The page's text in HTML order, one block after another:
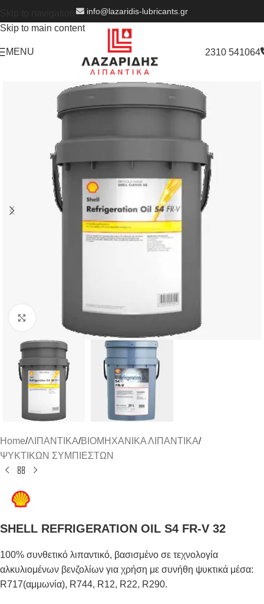
Skip to main content
info@lazaridis-lubricants.gr
MENU 2310 541064
Home/ΛΙΠΑΝΤΙΚΑ/ΒΙΟΜΗΧΑΝΙΚΑ ΛΙΠΑΝΤΙΚΑ/
ΨΥΚΤΙΚΩΝ ΣΥΜΠΙΕΣΤΩΝ
SHELL REFRIGERATION OIL S4 FR-V 32
100% συνθετικό λιπαντικό, βασισμένο σε τεχνολογία
αλκυλιομένων βενζολίων για χρήση με συνήθη ψυκτικά μέσα:
R717(αμμωνία), R744, R12, R22, R290.